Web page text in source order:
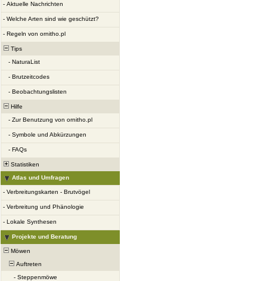
- Aktuelle Nachrichten
- Welche Arten sind wie geschützt?
- Regeln von ornitho.pl
Tips
- NaturaList
- Brutzeitcodes
- Beobachtungslisten
Hilfe
- Zur Benutzung von ornitho.pl
- Symbole und Abkürzungen
- FAQs
Statistiken
Atlas und Umfragen
- Verbreitungskarten - Brutvögel
- Verbreitung und Phänologie
- Lokale Synthesen
Projekte und Beratung
Möwen
Auftreten
- Steppenmöwe